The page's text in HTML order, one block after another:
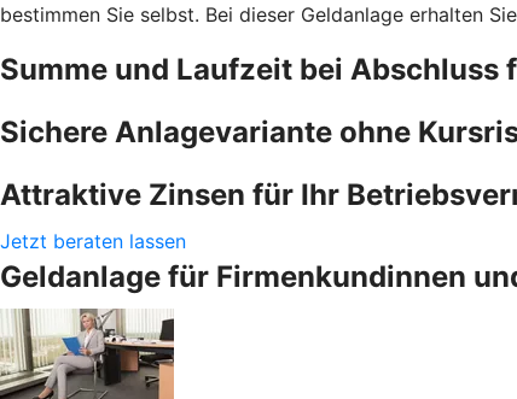
bestimmen Sie selbst. Bei dieser Geldanlage erhalten
Summe und Laufzeit bei Abschluss
Sichere Anlagevariante ohne
Attraktive Zinsen für Ihr
Jetzt beraten lassen
Geldanlage für Firmenkundinnen